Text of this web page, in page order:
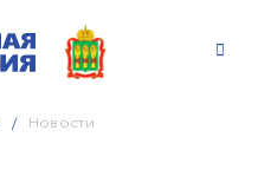
Новости